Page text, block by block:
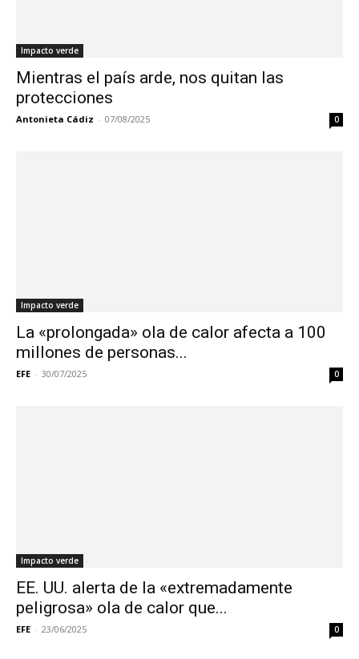
Impacto verde
Mientras el país arde, nos quitan las
protecciones
Antonieta Cádiz - 07/08/2025 0
Impacto verde
La «prolongada» ola de calor afecta a 100
millones de personas...
EFE - 30/07/2025 0
Impacto verde
EE. UU. alerta de la «extremadamente
peligrosa» ola de calor que...
EFE - 23/06/2025 0